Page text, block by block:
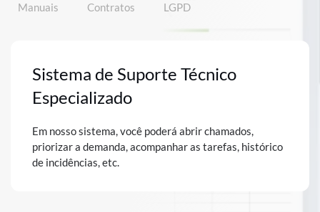
Manuais
Contratos LGPD
Sistema de Suporte Técnico
Especializado
Em nosso sistema, você poderá abrir chamados,
priorizar a demanda, acompanhar as tarefas, histórico
de incidências, etc.